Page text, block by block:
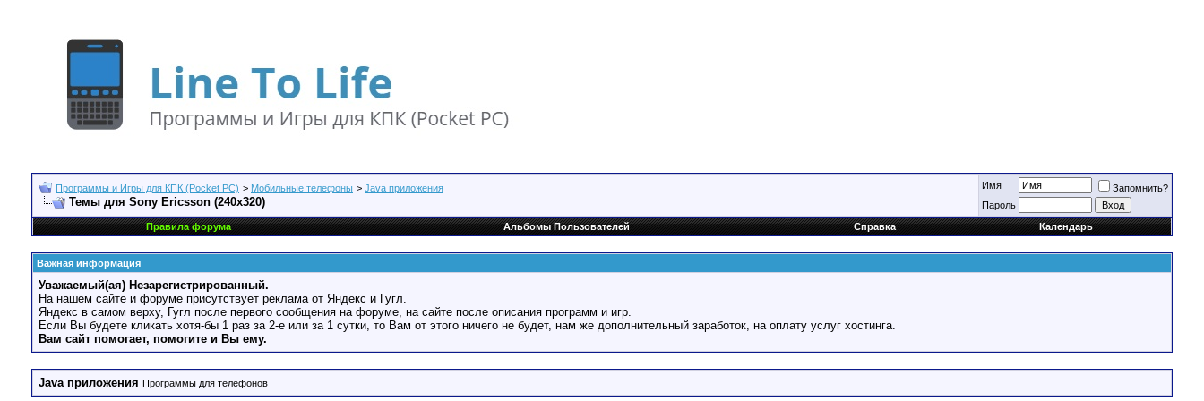
Программы и Игры для КПК (Pocket PC) > Мобильные телефоны > Java приложения
Темы для Sony Ericsson (240x320)
Имя
Запомнить?
Пароль
Правила форума
Альбомы Пользователей Справка Календарь
Важная информация
Уважаемый(ая) Незарегистрированный.
На нашем сайте и форуме присутствует реклама от Яндекс и Гугл.
Яндекс в самом верху, Гугл после первого сообщения на форуме, на сайте после описания программ и игр.
Если Вы будете кликать хотя-бы 1 раз за 2-е или за 1 сутки, то Вам от этого ничего не будет, нам же дополнительный заработок, на оплату услуг хостинга.
Вам сайт помогает, помогите и Вы ему.
Java приложения Программы для телефонов